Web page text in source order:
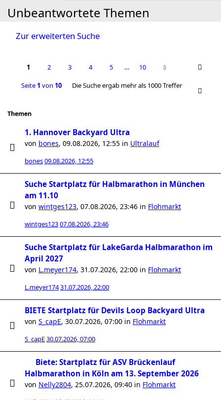
Unbeantwortete Themen
Zur erweiterten Suche
1 2 3 4 5 … 10
Seite 1 von 10 Die Suche ergab mehr als 1000 Treffer
Themen
1. Hannover Backyard Ultra
von bones, 09.08.2026, 12:55 in Ultralauf
bones09.08.2026, 12:55
Suche Startplatz für Halbmarathon in München
am 11.10
von wintges123, 07.08.2026, 23:46 in Flohmarkt
wintges12307.08.2026, 23:46
Suche Startplatz für LakeGarda Halbmarathon im
April 2027
von L.meyer174, 31.07.2026, 22:00 in Flohmarkt
L.meyer17431.07.2026, 22:00
BIETE Startplatz für Devils Loop Backyard Ultra
von S_capE, 30.07.2026, 07:00 in Flohmarkt
S_capE30.07.2026, 07:00
Biete: Startplatz für ASV Brückenlauf
Halbmarathon in Köln am 13. September 2026
von Nelly2804, 25.07.2026, 09:40 in Flohmarkt